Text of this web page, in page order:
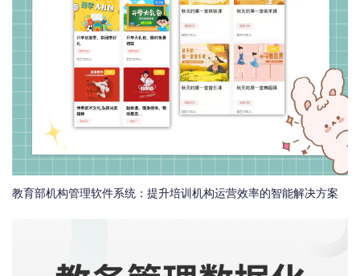
教育部机构管理软件系统：提升培训机构运营效率的智能解决方案